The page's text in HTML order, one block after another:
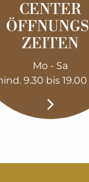
CENTER
ZEITEN
Mo - Sa
9.30 bis